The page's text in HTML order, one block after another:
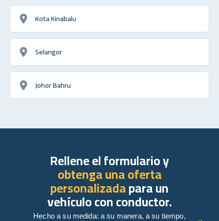
Kota Kinabalu
Selangor
Johor Bahru
Rellene el formulario y
obtenga una oferta
personalizadapara un
vehículo con conductor.
Hecho a su medida: a su manera, a su tiempo,